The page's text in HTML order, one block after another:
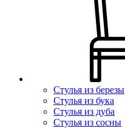
Стулья из березы
Стулья из бука
Стулья из дуба
Стулья из сосны